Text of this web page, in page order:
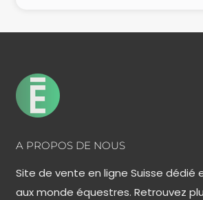
A PROPOS DE NOUS
Site de vente en ligne Suisse dédié
aux monde équestres. Retrouvez